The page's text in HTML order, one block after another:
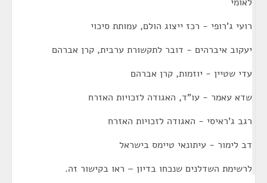
רועי ג'רופי - רכז ייצוג הולם, עמותת סיכוי
יעקוב איברהים - דובר לתקשורת ערבית, קרן אברהם
עדי שטיין - יוזמות, קרן אברהם
שדא עאמר - עו"ד, האגודה לזכויות האזרח
רגב ג'ראיסי - האגודה לזכויות האזרח
דב לימור - עיתונאי טיימס בישראל
לרשימת השדלנים שנכחו בדיון – ראו בקישור זה.